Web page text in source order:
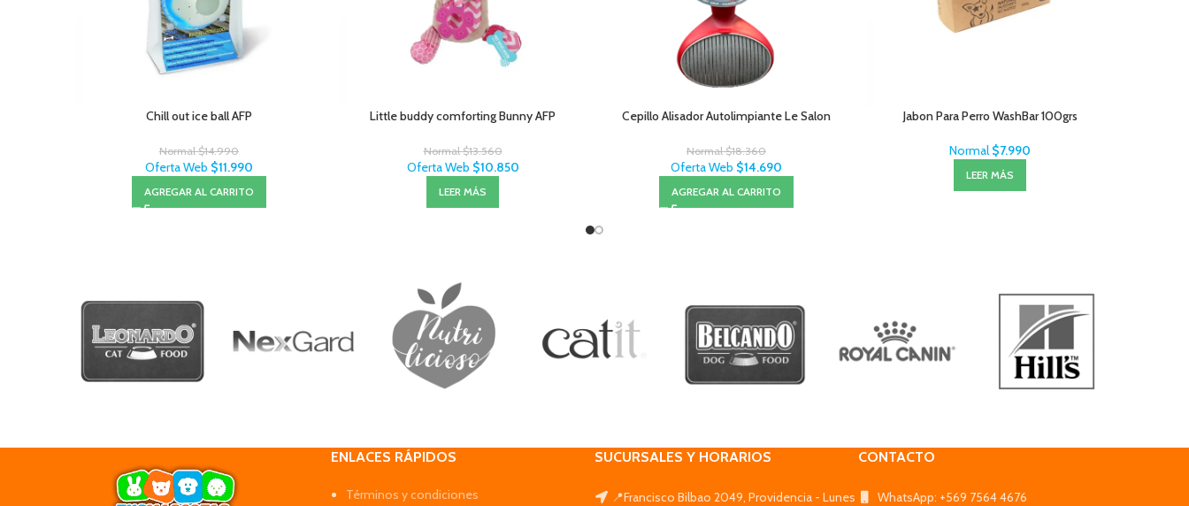
Chill out ice ball AFP
Normal$14.990
Oferta Web $11.990
AGREGAR AL CARRITO
Little buddy comforting Bunny AFP
Normal$13.560
Oferta Web $10.850
LEER MÁS
Cepillo Alisador Autolimpiante Le Salon
Normal$18.360
Oferta Web $14.690
AGREGAR AL CARRITO
Jabon Para Perro WashBar 100grs
Normal $7.990
LEER MÁS
ENLACES RÁPIDOS
Términos y condiciones
SUCURSALES Y HORARIOS
📍Francisco Bilbao 2049, Providencia - Lunes
CONTACTO
WhatsApp: +569 7564 4676